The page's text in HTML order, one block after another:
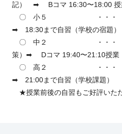
記） ➡ Bコマ 16:30〜18:00 授
〇 小５ ・・・ Bコマ
➡ 18:30まで自習（学校の宿題）
〇 中２ ・・・ 19:00
策）➡ Dコマ 19:40〜21:10授業
〇 高２ ・・・ Cコマ
➡ 21:00まで自習（学校課題）
★授業前後の自習もご好評いただ